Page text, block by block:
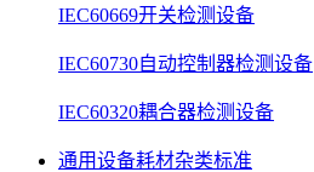
IEC60669开关检测设备
IEC60730自动控制器检测设备
IEC60320耦合器检测设备
通用设备耗材杂类标准